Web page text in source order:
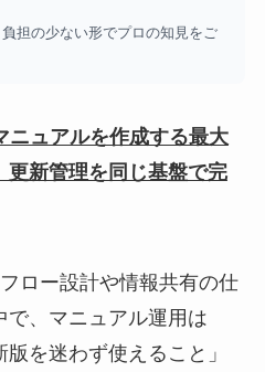
担の少ない形でプロの知見をご
ュアルを作成する最大
更新管理を同じ基盤で完
ロー設計や情報共有の仕
、マニュアル運用は
版を迷わず使えること」